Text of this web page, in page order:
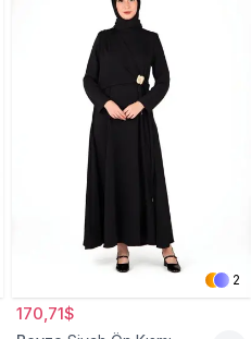
2
170,71$